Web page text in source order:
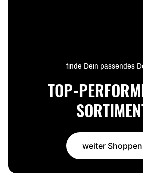
finde Dein passendes
TOP-
weiter Shoppen